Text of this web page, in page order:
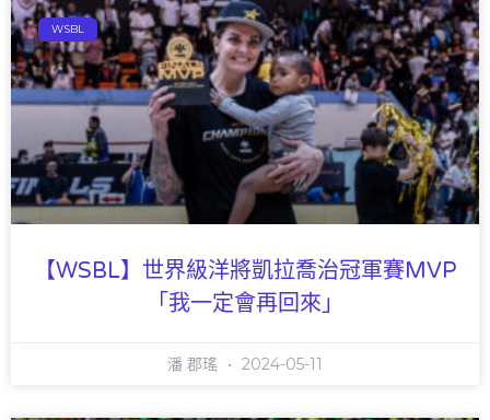
WSBL
【WSBL】世界級洋將凱拉喬治冠軍賽MVP
「我一定會再回來」
潘 郡瑤 2024-05-11